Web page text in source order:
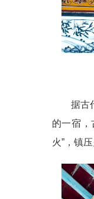
据古代
的一宿，
火”，镇